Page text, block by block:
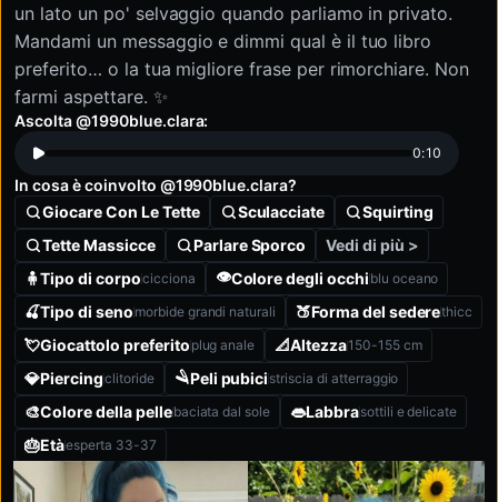
un lato un po' selvaggio quando parliamo in privato.
Mandami un messaggio e dimmi qual è il tuo libro
preferito… o la tua migliore frase per rimorchiare. Non
farmi aspettare. ✨
Ascolta @1990blue.clara:
0:10
In cosa è coinvolto @1990blue.clara?
Giocare Con Le Tette
Sculacciate
Squirting
Tette Massicce
Parlare Sporco
Vedi di più >
🧍‍Tipo di corpocicciona 👁️Colore degli occhiblu oceano
🍒Tipo di senomorbide grandi naturali 🍑Forma del sederethicc
💘Giocattolo preferitoplug anale 📐Altezza150-155 cm
💎Piercingclitoride 🪒Peli pubicistriscia di atterraggio
🎨Colore della pellebaciata dal sole 👄Labbrasottili e delicate
🎂Etàesperta 33-37